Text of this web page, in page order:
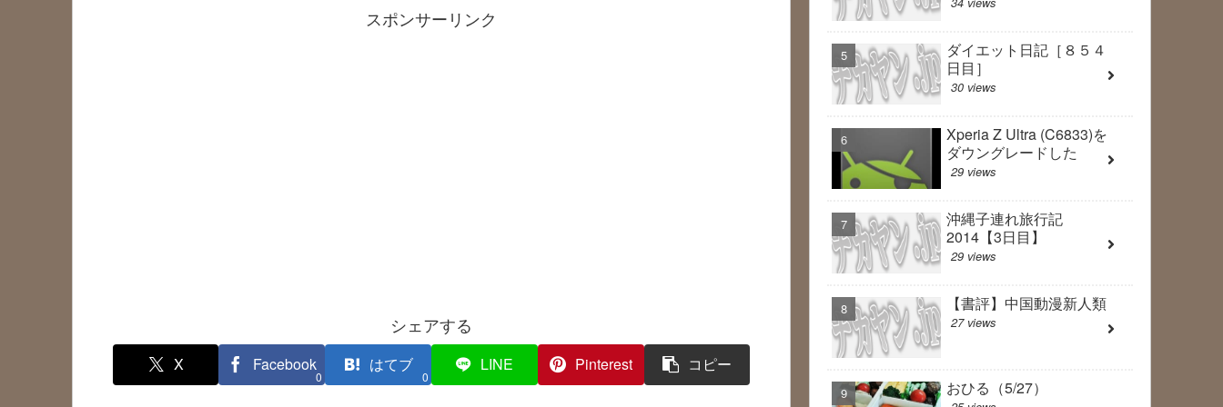
スポンサーリンク
シェアする
X Facebook
0
はてブ
0
LINE Pinterest コピー
ダイエット日記［８５４
日目］
30 views
Xperia Z Ultra (C6833)を
ダウングレードした
29 views
沖縄子連れ旅行記
2014【3日目】
29 views
【書評】中国動漫新人類
27 views
おひる（5/27）